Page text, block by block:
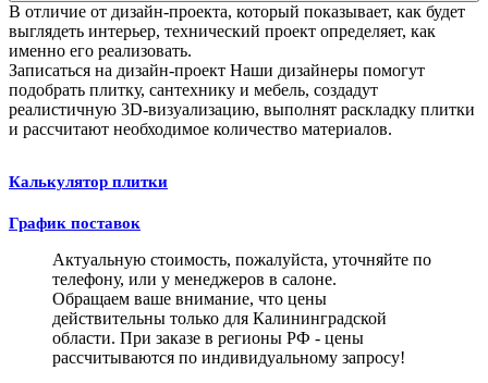
В отличие от дизайн-проекта, который показывает, как будет
выглядеть интерьер, технический проект определяет, как
именно его реализовать.
Записаться на дизайн-проект Наши дизайнеры помогут
подобрать плитку, сантехнику и мебель, создадут
реалистичную 3D-визуализацию, выполнят раскладку плитки
и рассчитают необходимое количество материалов.
Калькулятор плитки
График поставок
Актуальную стоимость, пожалуйста, уточняйте по
телефону, или у менеджеров в салоне.
Обращаем ваше внимание, что цены
действительны только для Калининградской
области. При заказе в регионы РФ - цены
рассчитываются по индивидуальному запросу!